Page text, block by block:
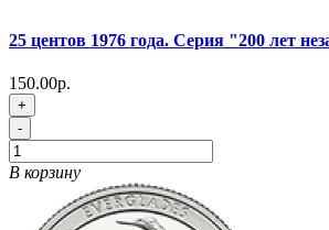
25 центов 1976 года. Серия "200 лет
150.00р.
+
-
В корзину